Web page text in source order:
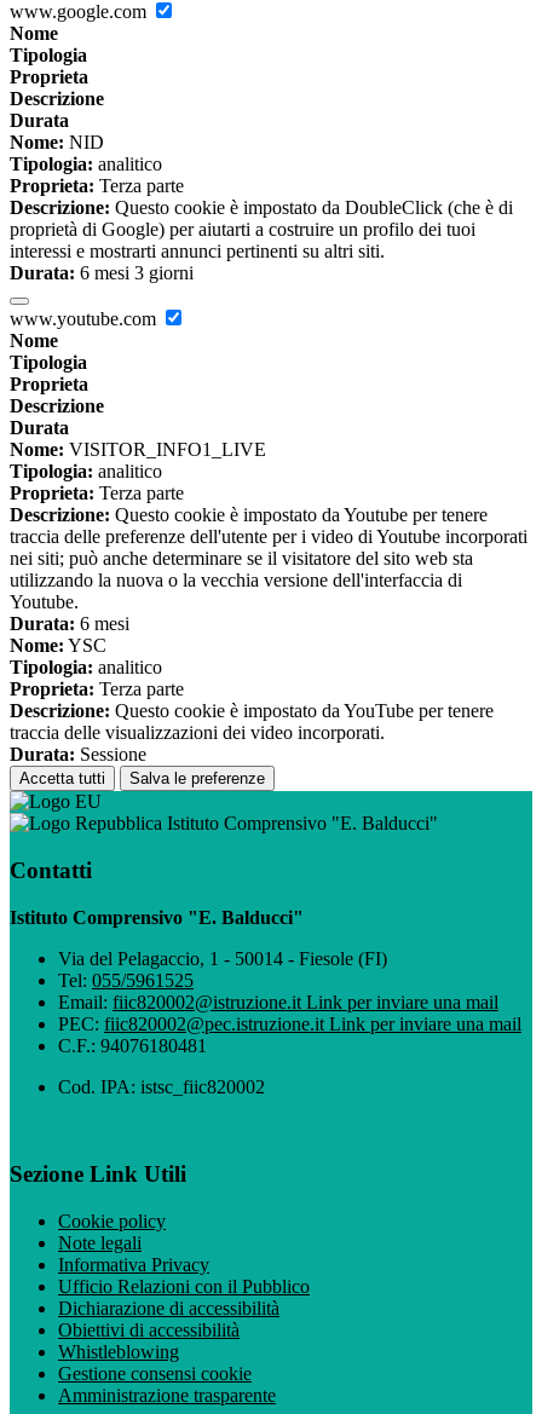
www.google.com
Nome
Tipologia
Proprieta
Descrizione
Durata
Nome: NID
Tipologia: analitico
Proprieta: Terza parte
Descrizione: Questo cookie è impostato da DoubleClick (che è di
proprietà di Google) per aiutarti a costruire un profilo dei tuoi
interessi e mostrarti annunci pertinenti su altri siti.
Durata: 6 mesi 3 giorni
www.youtube.com
Nome
Tipologia
Proprieta
Descrizione
Durata
Nome: VISITOR_INFO1_LIVE
Tipologia: analitico
Proprieta: Terza parte
Descrizione: Questo cookie è impostato da Youtube per tenere
traccia delle preferenze dell'utente per i video di Youtube incorporati
nei siti; può anche determinare se il visitatore del sito web sta
utilizzando la nuova o la vecchia versione dell'interfaccia di
Youtube.
Durata: 6 mesi
Nome: YSC
Tipologia: analitico
Proprieta: Terza parte
Descrizione: Questo cookie è impostato da YouTube per tenere
traccia delle visualizzazioni dei video incorporati.
Durata: Sessione
Accetta tutti Salva le preferenze
Istituto Comprensivo "E. Balducci"
Contatti
Istituto Comprensivo "E. Balducci"
Via del Pelagaccio, 1 - 50014 - Fiesole (FI)
Tel: 055/5961525
Email: fiic820002@istruzione.it Link per inviare una mail
PEC: fiic820002@pec.istruzione.it Link per inviare una mail
C.F.: 94076180481
Cod. IPA: istsc_fiic820002
Sezione Link Utili
Cookie policy
Note legali
Informativa Privacy
Ufficio Relazioni con il Pubblico
Dichiarazione di accessibilità
Obiettivi di accessibilità
Whistleblowing
Gestione consensi cookie
Amministrazione trasparente